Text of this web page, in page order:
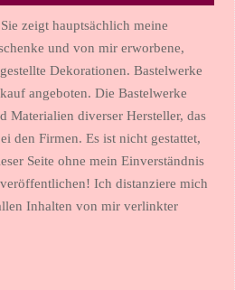
zeigt hauptsächlich meine
und von mir erworbene,
Dekorationen. Bastelwerke
angeboten. Die Bastelwerke
Materialien diverser Hersteller, das
den Firmen. Es ist nicht gestattet,
Seite ohne mein Einverständnis
Ich distanziere mich
Inhalten von mir verlinkter